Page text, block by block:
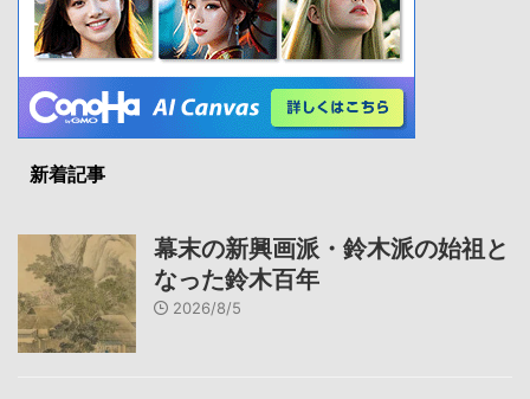
新着記事
幕末の新興画派・鈴木派の始祖と
なった鈴木百年
2026/8/5